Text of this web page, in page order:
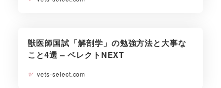
獣医師国試「解剖学」の勉強方法と大事な
こと4選 – ベレクトNEXT
vets-select.com